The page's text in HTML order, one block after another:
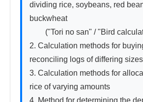
dividing rice, soybeans, red
buckwheat
("Tori no san" / "Bird
2. Calculation methods for
reconciling logs of differing sizes
3. Calculation methods for
rice of varying amounts